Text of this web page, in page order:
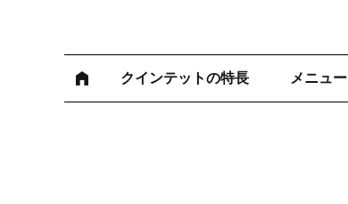
クインテットの特長 メニュー